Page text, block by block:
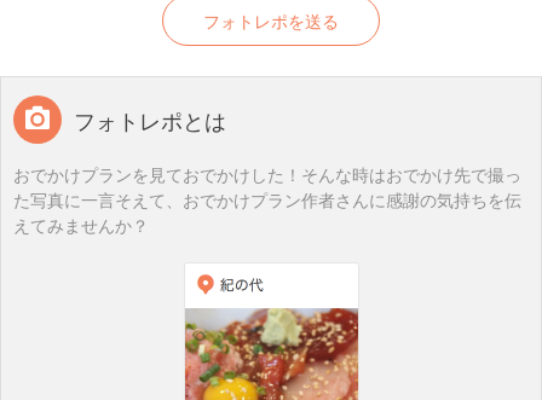
フォトレポを送る
フォトレポとは
おでかけプランを見ておでかけした！そんな時はおでかけ先で撮っ
た写真に一言そえて、おでかけプラン作者さんに感謝の気持ちを伝
えてみませんか？